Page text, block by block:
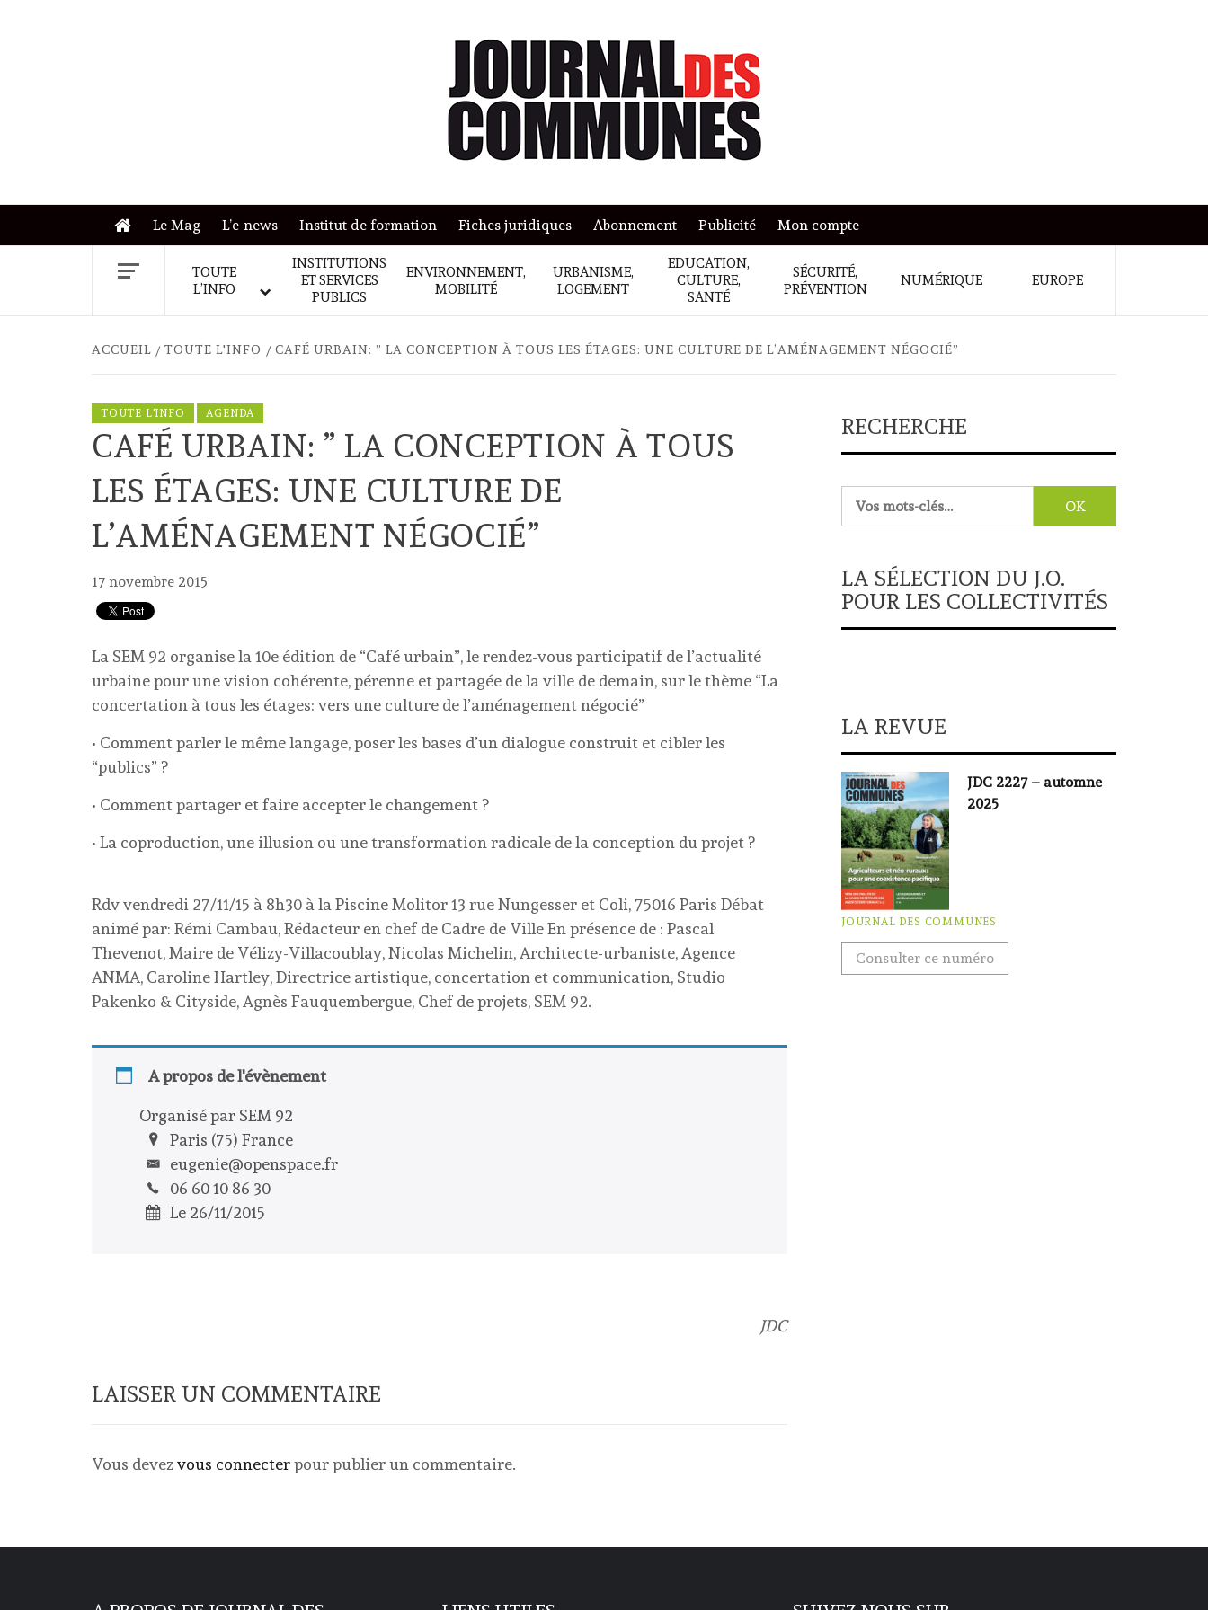
Le Mag L’e-news Institut de formation Fiches juridiques Abonnement Publicité Mon compte
TOUTE
L’INFO
INSTITUTIONS
ET SERVICES
PUBLICS
ENVIRONNEMENT,
MOBILITÉ
URBANISME,
LOGEMENT
EDUCATION,
CULTURE,
SANTÉ
SÉCURITÉ,
PRÉVENTION
NUMÉRIQUE EUROPE
ACCUEIL TOUTE L'INFO CAFÉ URBAIN: ” LA CONCEPTION À TOUS LES ÉTAGES: UNE CULTURE DE L’AMÉNAGEMENT NÉGOCIÉ”
TOUTE L'INFO AGENDA
CAFÉ URBAIN: ” LA CONCEPTION À TOUS
LES ÉTAGES: UNE CULTURE DE
L’AMÉNAGEMENT NÉGOCIÉ”
17 novembre 2015
La SEM 92 organise la 10e édition de “Café urbain”, le rendez-vous participatif de l’actualité
urbaine pour une vision cohérente, pérenne et partagée de la ville de demain, sur le thème “La
concertation à tous les étages: vers une culture de l’aménagement négocié”
• Comment parler le même langage, poser les bases d’un dialogue construit et cibler les
“publics” ?
• Comment partager et faire accepter le changement ?
• La coproduction, une illusion ou une transformation radicale de la conception du projet ?
Rdv vendredi 27/11/15 à 8h30 à la Piscine Molitor 13 rue Nungesser et Coli, 75016 Paris Débat
animé par: Rémi Cambau, Rédacteur en chef de Cadre de Ville En présence de : Pascal
Thevenot, Maire de Vélizy-Villacoublay, Nicolas Michelin, Architecte-urbaniste, Agence
ANMA, Caroline Hartley, Directrice artistique, concertation et communication, Studio
Pakenko & Cityside, Agnès Fauquembergue, Chef de projets, SEM 92.
A propos de l'évènement
Organisé par SEM 92
Paris (75) France
eugenie@openspace.fr
06 60 10 86 30
Le 26/11/2015
JDC
LAISSER UN COMMENTAIRE
Vous devezvous connecterpour publier un commentaire.
RECHERCHE
LA SÉLECTION DU J.O.
POUR LES COLLECTIVITÉS
LA REVUE
JDC 2227 – automne
2025
JOURNAL DES COMMUNES
Consulter ce numéro